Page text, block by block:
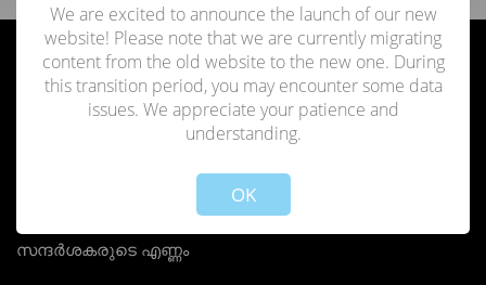
ഞങ്ങളേക്കുറിച്ച്
1986-ൽ സൊസൈറ്റീസ് ആക്ട് പ്രകാരം സ്ഥാപിതമായ ഒരു സ്വയംഭരണ സ്ഥാപനമാണ്,
ഇപ്പോൾ വൈദ്യുതി വകുപ്പിന് കീഴിൽ പ്രവർത്തിക്കുന്ന കേരള സർക്കാർ;
സന്ദർശകരുടെ എണ്ണം
We are excited to announce the launch of our new
website! Please note that we are currently migrating
content from the old website to the new one. During
this transition period, you may encounter some data
issues. We appreciate your patience and
understanding.
OK